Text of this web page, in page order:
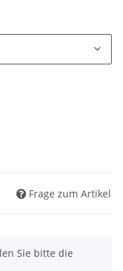
Frage zum Artikel
Sie bitte die